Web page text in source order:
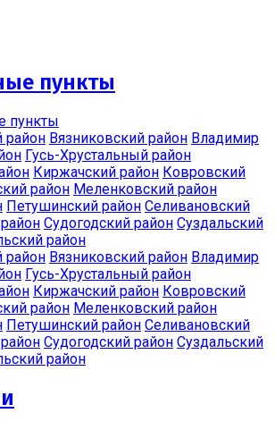
пункты
пункты
район Вязниковский район Владимир
Гусь-Хрустальный район
Киржачский район Ковровский
район Меленковский район
Петушинский район Селивановский
Судогодский район Суздальский
район
район Вязниковский район Владимир
Гусь-Хрустальный район
Киржачский район Ковровский
район Меленковский район
Петушинский район Селивановский
Судогодский район Суздальский
район